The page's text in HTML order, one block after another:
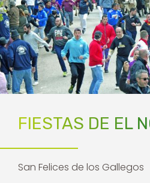
FIESTAS DE EL
San Felices de los Gallegos